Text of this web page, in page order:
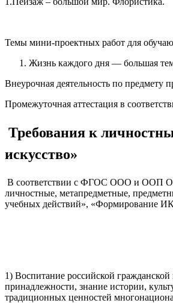
Темы мини-проектных работ для
Жизнь каждого дня — большая
Внеурочная деятельность по предмету
Промежуточная аттестация в
Требования к
искусство»
В соответствии с ФГОС ООО и ООП
личностные, метапредметные,
учебных действий», «Формирование
1) Воспитание российской
принадлежности, знание истории,
традиционных ценностей